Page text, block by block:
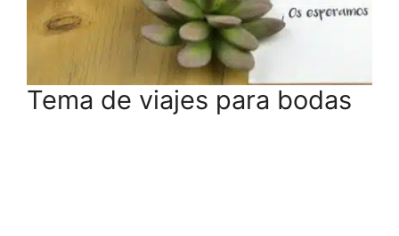
Tema de viajes para bodas